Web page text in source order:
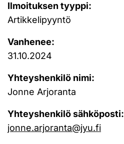
Ilmoituksen tyyppi:
Artikkelipyyntö
Vanhenee:
31.10.2024
Yhteyshenkilö nimi:
Jonne Arjoranta
Yhteyshenkilö sähköposti:
jonne.arjoranta@jyu.fi